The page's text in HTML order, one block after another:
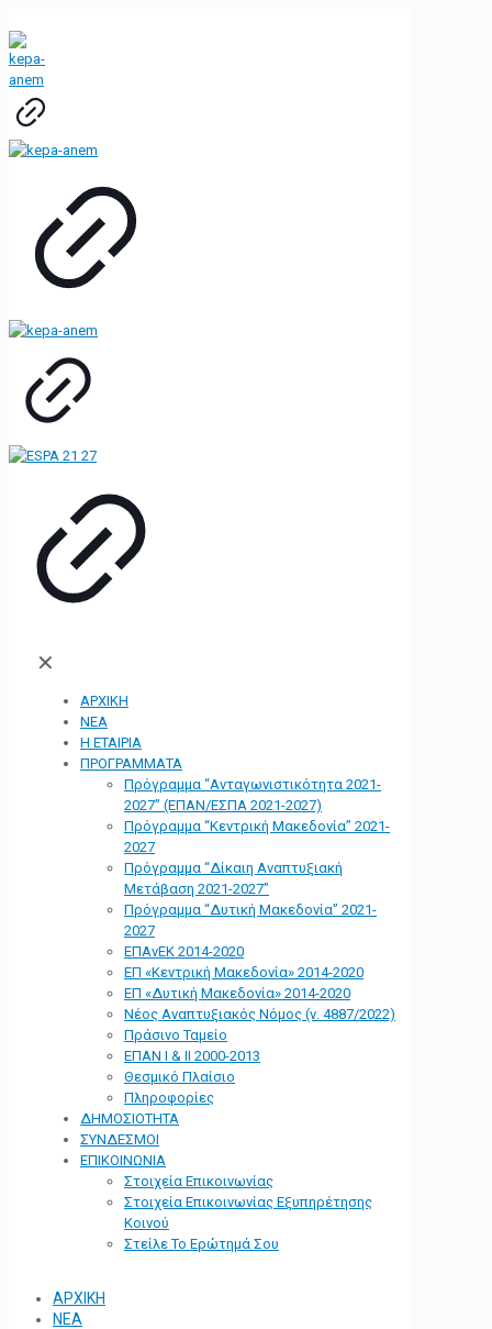
✕
ΑΡΧΙΚΗ
ΝΕΑ
Η ΕΤΑΙΡΙΑ
ΠΡΟΓΡΑΜΜΑΤΑ
Πρόγραμμα “Ανταγωνιστικότητα 2021-
2027” (ΕΠΑΝ/ΕΣΠΑ 2021-2027)
Πρόγραμμα “Κεντρική Μακεδονία” 2021-
2027
Πρόγραμμα “Δίκαιη Αναπτυξιακή
Μετάβαση 2021-2027”
Πρόγραμμα “Δυτική Μακεδονία” 2021-
2027
ΕΠΑνΕΚ 2014-2020
ΕΠ «Kεντρική Μακεδονία» 2014-2020
ΕΠ «Δυτική Μακεδονία» 2014-2020
Νέος Αναπτυξιακός Νόμος (ν. 4887/2022)
Πράσινο Ταμείο
ΕΠΑΝ Ι & ΙΙ 2000-2013
Θεσμικό Πλαίσιο
Πληροφορίες
ΔΗΜΟΣΙΟΤΗΤΑ
ΣΥΝΔΕΣΜΟΙ
ΕΠΙΚΟΙΝΩΝΙΑ
Στοιχεία Επικοινωνίας
Στοιχεία Επικοινωνίας Εξυπηρέτησης
Κοινού
Στείλε Το Ερώτημά Σου
ΑΡΧΙΚΗ
ΝΕΑ